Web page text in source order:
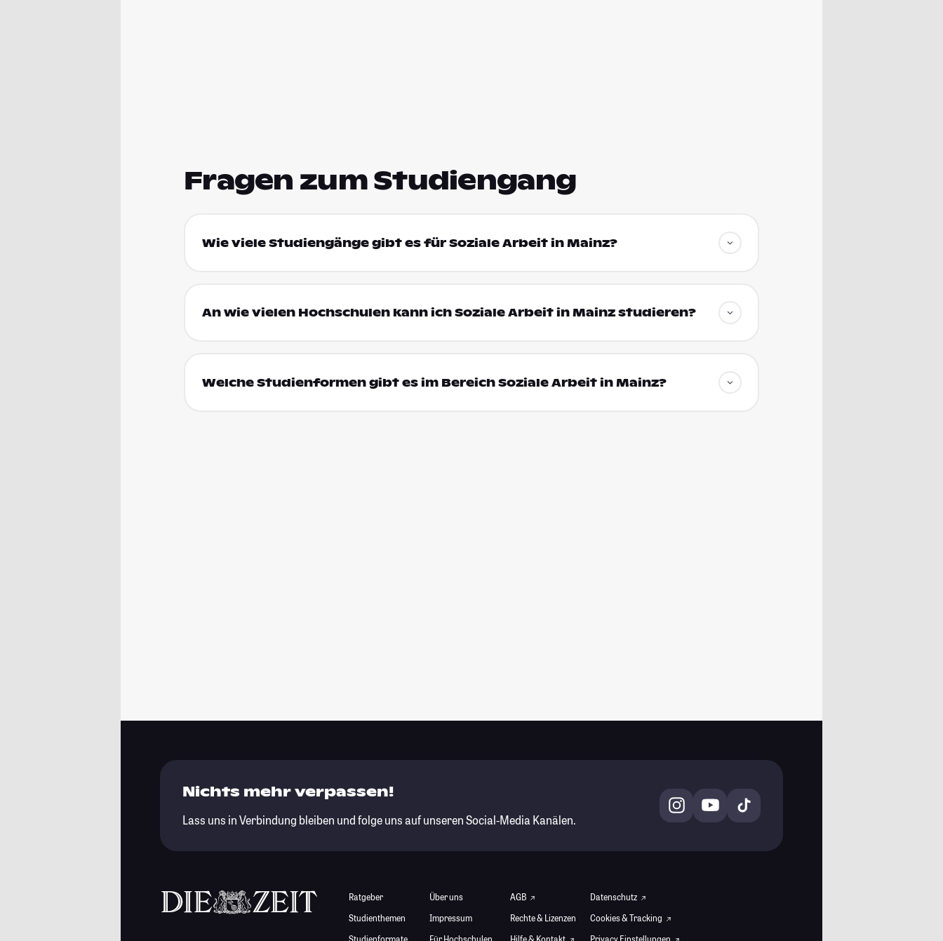
Fragen zum Studiengang
Wie viele Studiengänge gibt es für Soziale Arbeit in Mainz?
An wie vielen Hochschulen kann ich Soziale Arbeit in Mainz studieren?
Welche Studienformen gibt es im Bereich Soziale Arbeit in Mainz?
Nichts mehr verpassen!
Lass uns in Verbindung bleiben und folge uns auf unseren Social-Media Kanälen.
Ratgeber
Studienthemen
Studienformate
Über uns
Impressum
Für Hochschulen
AGB
Rechte & Lizenzen
Hilfe & Kontakt
Datenschutz
Cookies & Tracking
Privacy Einstellungen